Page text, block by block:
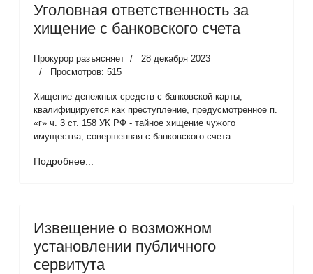
Уголовная ответственность за
хищение с банковского счета
Прокурор разъясняет
28 декабря 2023
Просмотров: 515
Хищение денежных средств с банковской карты,
квалифицируется как преступление, предусмотренное п.
«г» ч. 3 ст. 158 УК РФ - тайное хищение чужого
имущества, совершенная с банковского счета.
Подробнее...
Извещение о возможном
установлении публичного
сервитута